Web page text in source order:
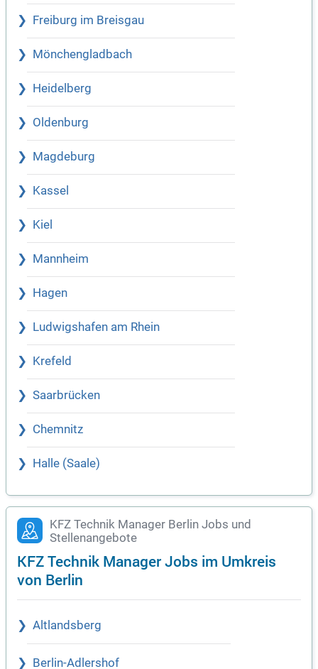
Freiburg im Breisgau
Mönchengladbach
Heidelberg
Oldenburg
Magdeburg
Kassel
Kiel
Mannheim
Hagen
Ludwigshafen am Rhein
Krefeld
Saarbrücken
Chemnitz
Halle (Saale)
KFZ Technik Manager Berlin Jobs und
Stellenangebote
KFZ Technik Manager Jobs im Umkreis
von Berlin
Altlandsberg
Berlin-Adlershof